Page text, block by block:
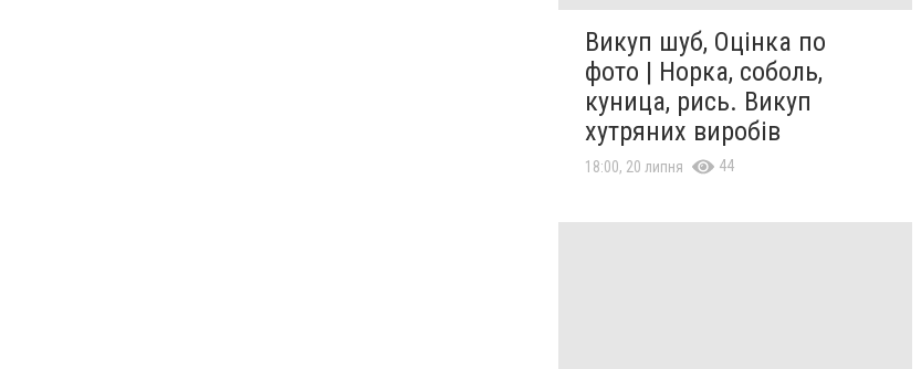
Викуп шуб, Оцінка по
фото | Норка, соболь,
куница, рись. Викуп
хутряних виробів
18:00, 20 липня 44